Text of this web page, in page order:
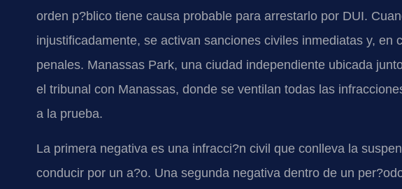
orden p?blico tiene causa probable para arrestarlo por DUI.
injustificadamente, se activan sanciones civiles inmediatas y, en
penales. Manassas Park, una ciudad independiente ubicada
el tribunal con Manassas, donde se ventilan todas las
a la prueba.
La primera negativa es una infracci?n civil que conlleva la
conducir por un a?o. Una segunda negativa dentro de un